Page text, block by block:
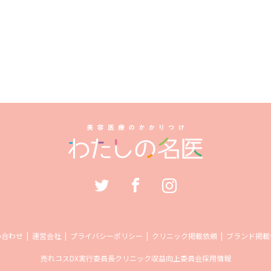
わせ 運営会社 プライバシーポリシー クリニック掲載依頼 ブランド掲
売れコスDX実行委員長クリニック収益向上委員会採用情報